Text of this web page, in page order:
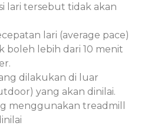
lari tersebut tidak akan
lari (average pace)
boleh lebih dari 10 menit
dilakukan di luar
yang akan dinilai.
menggunakan treadmill